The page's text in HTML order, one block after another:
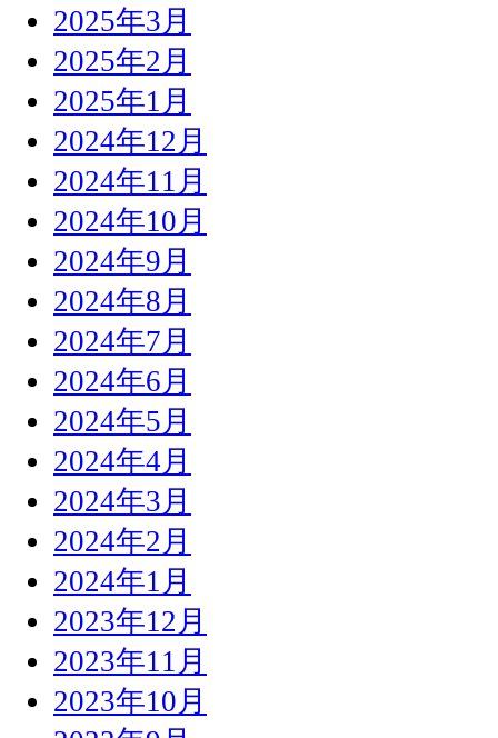
2025年3月
2025年2月
2025年1月
2024年12月
2024年11月
2024年10月
2024年9月
2024年8月
2024年7月
2024年6月
2024年5月
2024年4月
2024年3月
2024年2月
2024年1月
2023年12月
2023年11月
2023年10月